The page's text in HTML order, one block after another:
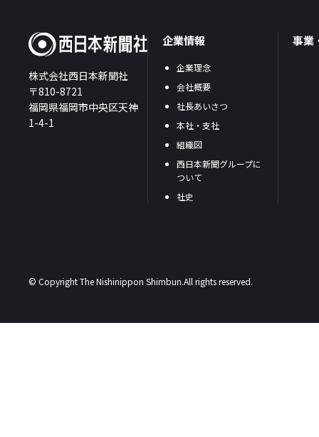
株式会社西日本新聞社
〒810-8721
福岡県福岡市中央区天神
1-4-1
企業情報
企業理念
会社概要
社長あいさつ
本社・支社
組織図
西日本新聞グループに
ついて
社史
事業
© Copyright The Nishinippon Shimbun.All rights reserved.